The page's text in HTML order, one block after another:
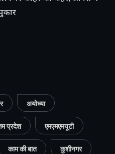
अयोध्या
प्रदेश एमएमएमयूटी
काम की बात कुशीनगर